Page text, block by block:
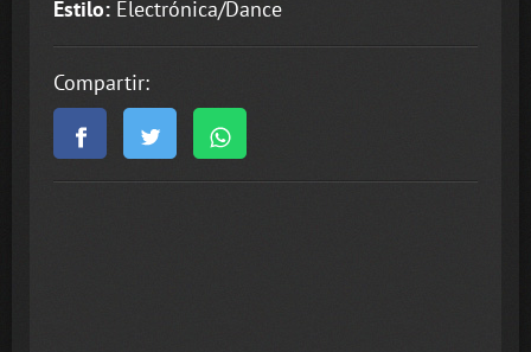
Estilo: Electrónica/Dance
Compartir: